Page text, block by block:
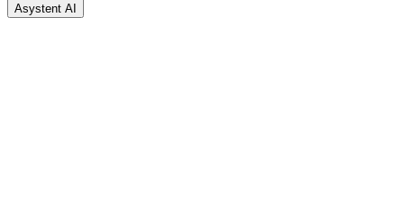
Asystent AI